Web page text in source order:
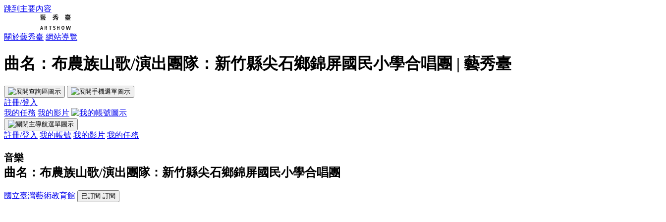
跳到主要內容
關於藝秀臺 網站導覽
曲名：布農族山歌/演出團隊：新竹縣尖石鄉錦屏國民小學合唱團 | 藝秀臺
註冊/登入
我的任務 我的影片
註冊/登入 我的帳號 我的影片 我的任務
音樂
曲名：布農族山歌/演出團隊：新竹縣尖石鄉錦屏國民小學合唱團
國立臺灣藝術教育館 已訂閱 訂閱